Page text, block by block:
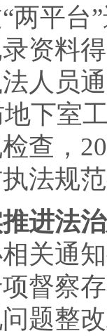
两平台
资料
人员
地下室
查，
法规
法治
关通
督察
题整